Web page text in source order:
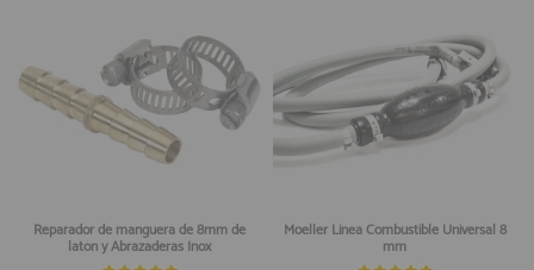
Reparador de manguera de 8mm de
latón y Abrazaderas Inox
Moeller Linea Combustible Universal 8
mm